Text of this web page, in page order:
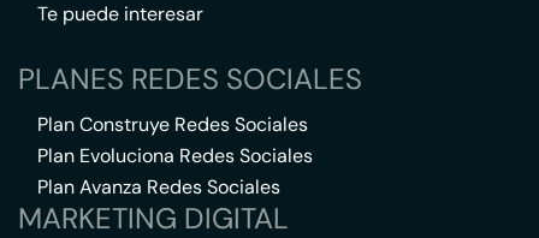
Te puede interesar
PLANES REDES SOCIALES
Plan Construye Redes Sociales
Plan Evoluciona Redes Sociales
Plan Avanza Redes Sociales
MARKETING DIGITAL